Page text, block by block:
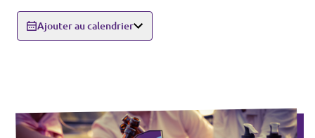
🇩🇪 Volt Deutschland
🇵🇹 Volt Portugal
Personnes
Ajouter au calendrier